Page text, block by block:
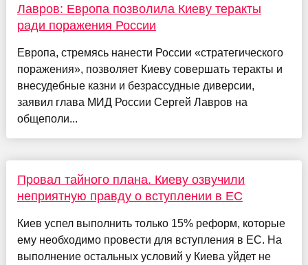
Лавров: Европа позволила Киеву теракты
ради поражения России
Европа, стремясь нанести России «стратегического
поражения», позволяет Киеву совершать теракты и
внесудебные казни и безрассудные диверсии,
заявил глава МИД России Сергей Лавров на
общеполи...
Провал тайного плана. Киеву озвучили
неприятную правду о вступлении в ЕС
Киев успел выполнить только 15% реформ, которые
ему необходимо провести для вступления в ЕС. На
выполнение остальных условий у Киева уйдет не